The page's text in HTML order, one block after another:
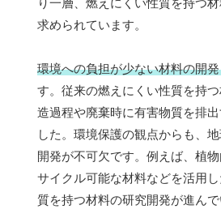
求められています。
環境への負担が少ない材料の開
す。従来の燃えにくい性質を持
造過程や廃棄時に有害物質を排
した。環境保護の観点からも、
開発が不可欠です。例えば、植
サイクル可能な材料などを活用
質を持つ材料の研究開発が進んで